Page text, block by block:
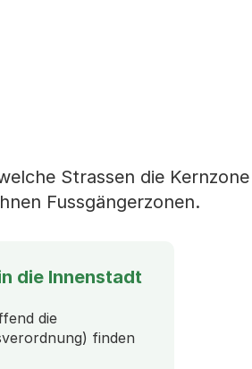
Strassen die
Fussgängerzonen.
die Innenstadt
die
finden